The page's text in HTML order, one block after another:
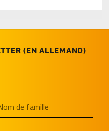
(EN­ ALLEMAND)